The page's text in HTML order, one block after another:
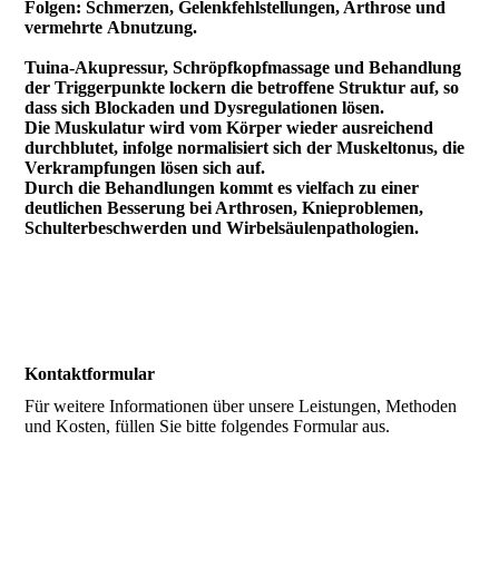
Folgen: Schmerzen, Gelenkfehlstellungen, Arthrose und
vermehrte Abnutzung.
Tuina-Akupressur, Schröpfkopfmassage und Behandlung
der Triggerpunkte lockern die betroffene Struktur auf, so
dass sich Blockaden und Dysregulationen lösen.
Die Muskulatur wird vom Körper wieder ausreichend
durchblutet, infolge normalisiert sich der Muskeltonus, die
Verkrampfungen lösen sich auf.
Durch die Behandlungen kommt es vielfach zu einer
deutlichen Besserung bei Arthrosen, Knieproblemen,
Schulterbeschwerden und Wirbelsäulenpathologien.
Kontaktformular
Für weitere Informationen über unsere Leistungen, Methoden
und Kosten, füllen Sie bitte folgendes Formular aus.